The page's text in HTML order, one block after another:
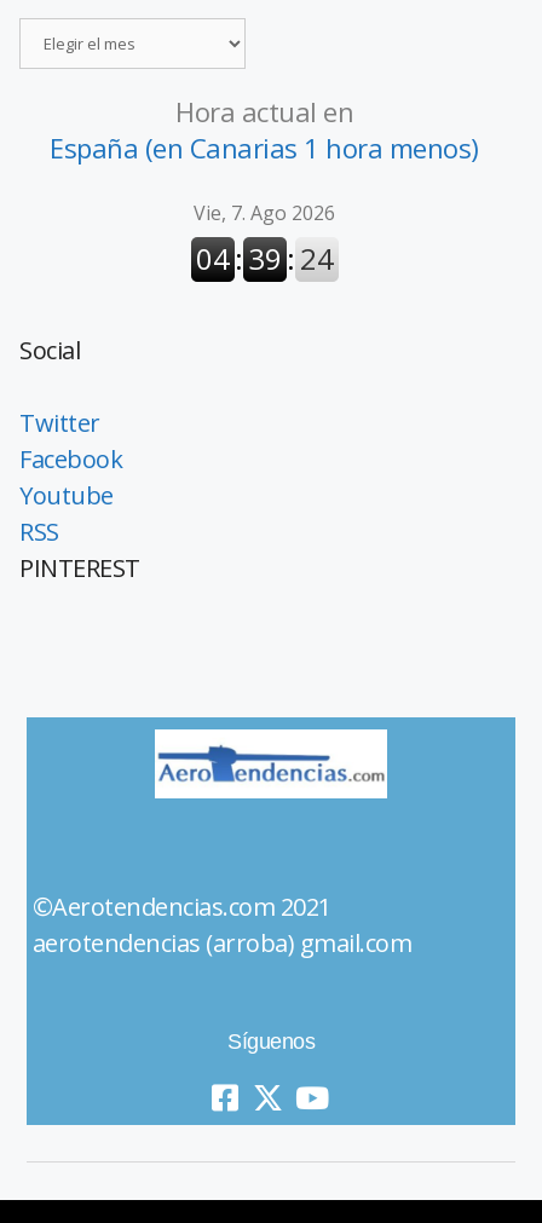
Hora actual en
España (en Canarias 1 hora menos)
Social
Twitter
Facebook
Youtube
RSS
PINTEREST
©Aerotendencias.com 2021
aerotendencias (arroba) gmail.com
Síguenos